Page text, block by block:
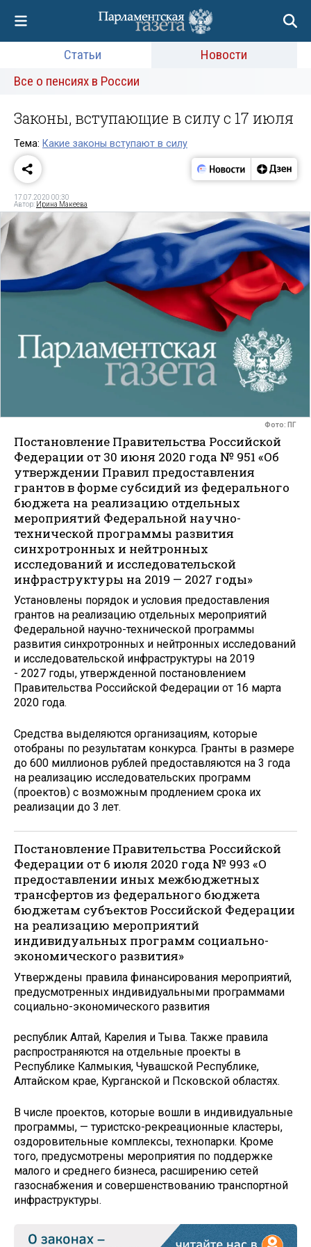
Статьи
Новости
Все о пенсиях в России
Законы, вступающие в силу с 17 июля
Тема: Какие законы вступают в силу
17.07.2020 00:30
Автор: Ирина Макеева
Фото: ПГ
Постановление Правительства Российской
Федерации от 30 июня 2020 года № 951 «Об
утверждении Правил предоставления
грантов в форме субсидий из федерального
бюджета на реализацию отдельных
мероприятий Федеральной научно-
технической программы развития
синхротронных и нейтронных
исследований и исследовательской
инфраструктуры на 2019 — 2027 годы»
Установлены порядок и условия предоставления
грантов на реализацию отдельных мероприятий
Федеральной научно-технической программы
развития синхротронных и нейтронных исследований
и исследовательской инфраструктуры на 2019
- 2027 годы, утвержденной постановлением
Правительства Российской Федерации от 16 марта
2020 года.
Средства выделяются организациям, которые
отобраны по результатам конкурса. Гранты в размере
до 600 миллионов рублей предоставляются на 3 года
на реализацию исследовательских программ
(проектов) с возможным продлением срока их
реализации до 3 лет.
Постановление Правительства Российской
Федерации от 6 июля 2020 года № 993 «О
предоставлении иных межбюджетных
трансфертов из федерального бюджета
бюджетам субъектов Российской Федерации
на реализацию мероприятий
индивидуальных программ социально-
экономического развития»
Утверждены правила финансирования мероприятий,
предусмотренных индивидуальными программами
социально-экономического развития
республик Алтай, Карелия и Тыва. Также правила
распространяются на отдельные проекты в
Республике Калмыкия, Чувашской Республике,
Алтайском крае, Курганской и Псковской областях.
В числе проектов, которые вошли в индивидуальные
программы, — туристско-рекреационные кластеры,
оздоровительные комплексы, технопарки. Кроме
того, предусмотрены мероприятия по поддержке
малого и среднего бизнеса, расширению сетей
газоснабжения и совершенствованию транспортной
инфраструктуры.